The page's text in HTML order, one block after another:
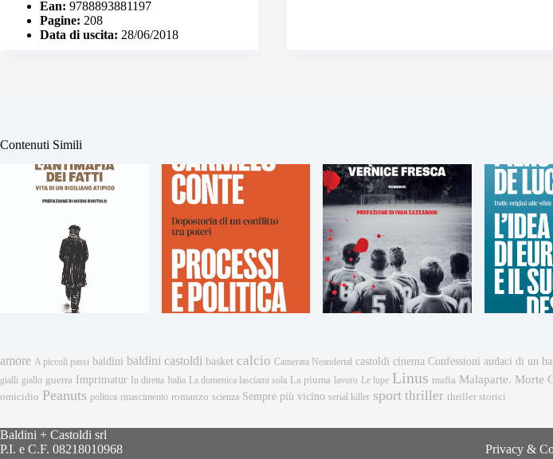
Ean: 9788893881197
Pagine: 208
Data di uscita: 28/06/2018
Contenuti Simili
amore A piccoli passi baldini baldini castoldi basket calcio Camerata Neandertal castoldi cinema Confessioni audaci di un
gialli giallo guerra Imprimatur In diretta Italia La domenica lasciami sola La piuma lavoro Le lupe Linus mafia Malaparte. Morte
omicidio Peanuts politica rinascimento romanzo scienza Sempre più vicino serial killer sport thriller thriller storici
Baldini + Castoldi srl
P.I. e C.F. 08218010968
Privacy &